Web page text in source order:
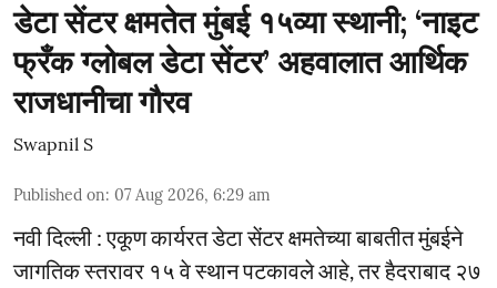
डेटा सेंटर क्षमतेत मुंबई १५व्या स्थानी; ‘नाइट
फ्रँक ग्लोबल डेटा सेंटर’ अहवालात आर्थिक
राजधानीचा गौरव
Swapnil S
Published on: 07 Aug 2026, 6:29 am
नवी दिल्ली : एकूण कार्यरत डेटा सेंटर क्षमतेच्या बाबतीत मुंबईने
जागतिक स्तरावर १५ वे स्थान पटकावले आहे, तर हैदराबाद २७